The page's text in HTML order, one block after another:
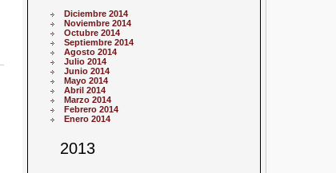
Diciembre 2014
Noviembre 2014
Octubre 2014
Septiembre 2014
Agosto 2014
Julio 2014
Junio 2014
Mayo 2014
Abril 2014
Marzo 2014
Febrero 2014
Enero 2014
2013